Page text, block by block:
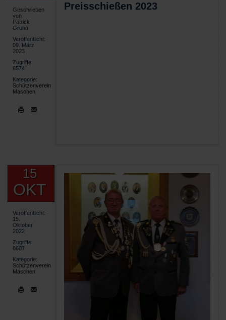
Geschrieben
von
Patrick
Gruhn
Veröffentlicht:
09. März
2023
Zugriffe:
6574
Kategorie:
Schützenverein
Maschen
Preisschießen 2023
15
OKT
Veröffentlicht:
15.
Oktober
2022
Zugriffe:
8607
Kategorie:
Schützenverein
Maschen